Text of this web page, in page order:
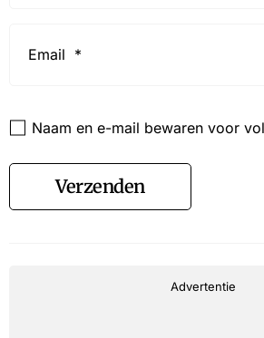
Naam en e-mail bewaren voor
Verzenden
Advertentie